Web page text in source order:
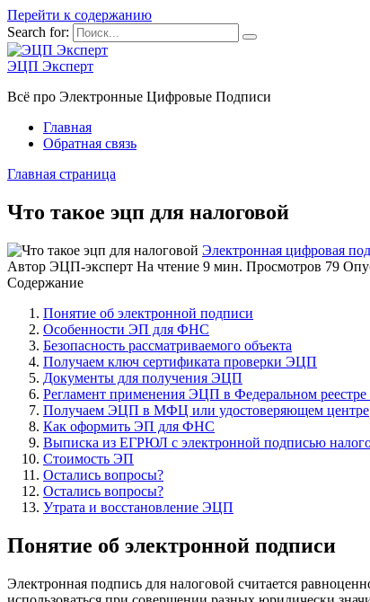
Перейти к содержанию
Search for:
ЭЦП Эксперт
Всё про Электронные Цифровые Подписи
Главная
Обратная связь
Главная страница
Что такое эцп для налоговой
Электронная цифровая
Автор ЭЦП-эксперт На чтение 9 мин. Просмотров 79
Содержание
Понятие об электронной подписи
Особенности ЭП для ФНС
Безопасность рассматриваемого объекта
Получаем ключ сертификата проверки ЭЦП
Документы для получения ЭЦП
Регламент применения ЭЦП в Федеральном реестре
Получаем ЭЦП в МФЦ или удостоверяющем центре
Как оформить ЭП для ФНС
Выписка из ЕГРЮЛ с электронной подписью
Стоимость ЭП
Остались вопросы?
Остались вопросы?
Утрата и восстановление ЭЦП
Понятие об электронной подписи
Электронная подпись для налоговой считается